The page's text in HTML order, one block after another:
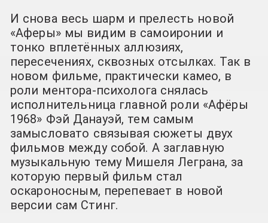
И снова весь шарм и прелесть новой
«Аферы» мы видим в самоиронии и
тонко вплетённых аллюзиях,
пересечениях, сквозных отсылках. Так в
новом фильме, практически камео, в
роли ментора-психолога снялась
исполнительница главной роли «Афёры
1968» Фэй Данауэй, тем самым
замысловато связывая сюжеты двух
фильмов между собой. А заглавную
музыкальную тему Мишеля Леграна, за
которую первый фильм стал
оскароносным, перепевает в новой
версии сам Стинг.